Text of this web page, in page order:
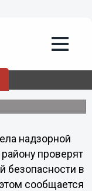
точки
пожарной
надзорной
проверят
безопасности в
сообщается